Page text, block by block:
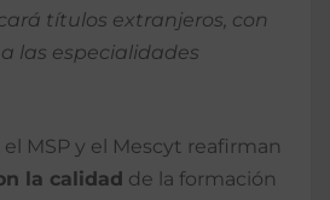
títulos extranjeros, con
las especialidades
MSP y el Mescyt reafirman
la calidad de la formación